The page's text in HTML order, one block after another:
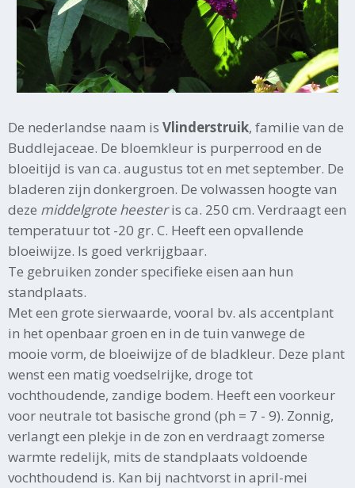
De nederlandse naam is Vlinderstruik, familie van de
Buddlejaceae. De bloemkleur is purperrood en de
bloeitijd is van ca. augustus tot en met september. De
bladeren zijn donkergroen. De volwassen hoogte van
deze middelgrote heesteris ca. 250 cm. Verdraagt een
temperatuur tot -20 gr. C. Heeft een opvallende
bloeiwijze. Is goed verkrijgbaar.
Te gebruiken zonder specifieke eisen aan hun
standplaats.
Met een grote sierwaarde, vooral bv. als accentplant
in het openbaar groen en in de tuin vanwege de
mooie vorm, de bloeiwijze of de bladkleur. Deze plant
wenst een matig voedselrijke, droge tot
vochthoudende, zandige bodem. Heeft een voorkeur
voor neutrale tot basische grond (ph = 7 - 9). Zonnig,
verlangt een plekje in de zon en verdraagt zomerse
warmte redelijk, mits de standplaats voldoende
vochthoudend is. Kan bij nachtvorst in april-mei